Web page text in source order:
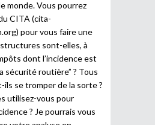
monde. Vous pourrez
CITA (cita-
pour vous faire une
sont-elles, à
dont l’incidence est
sécurité routière” ? Tous
ils se tromper de la sorte ?
utilisez-vous pour
? Je pourrais vous